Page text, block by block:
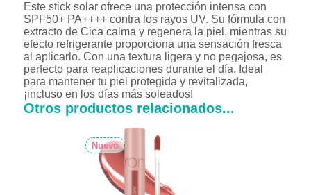
Este stick solar ofrece una protección intensa con
SPF50+ PA++++ contra los rayos UV. Su fórmula con
extracto de Cica calma y regenera la piel, mientras su
efecto refrigerante proporciona una sensación fresca
al aplicarlo. Con una textura ligera y no pegajosa, es
perfecto para reaplicaciones durante el día. Ideal
para mantener tu piel protegida y revitalizada,
¡incluso en los días más soleados!
Otros productos relacionados...
Nuevo